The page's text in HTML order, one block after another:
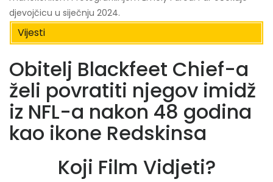
djevojčicu u siječnju 2024.
Vijesti
Obitelj Blackfeet Chief-a
želi povratiti njegov imidž
iz NFL-a nakon 48 godina
kao ikone Redskinsa
Koji Film Vidjeti?